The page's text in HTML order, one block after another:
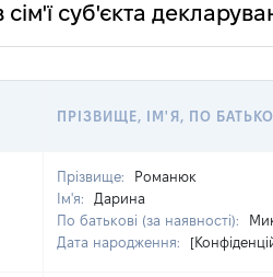
суб'єкта
ПРІЗВИЩЕ, ІМ'Я, ПО
Прізвище:
Романюк
Ім'я:
Дарина
По батькові (за наявності):
Дата народження: